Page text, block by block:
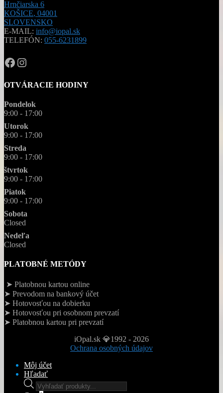
Hrnčiarska 6
KOŠICE, 04001
SLOVENSKO
E-MAIL: info@iopal.sk
TELEFÓN: 055-6231899
OPAL.drahokamy
opal.drahokamy
OTVÁRACIE HODINY
Pondelok
9:00 - 17:00
Utorok
9:00 - 17:00
Streda
9:00 - 17:00
štvrtok
9:00 - 17:00
Piatok
9:00 - 17:00
Sobota
Closed
Nedeľa
Closed
PLATOBNÉ METÓDY
➤ Platobnou kartou online
➤ Prevodom na bankový účet
➤ Hotovosťou na dobierku
➤ Hotovosťou pri osobnom prevzatí
➤ Platobnou kartou pri prevzatí
iOpal.sk 💎1992 - 2026
Ochrana osobných údajov
Môj účet
Hľadať
Products
search